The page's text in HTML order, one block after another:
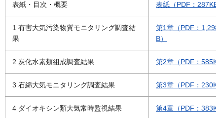
表紙・目次・概要 表紙（PDF：287KB
1 有害大気汚染物質モニタリング調査結
果
第1章（PDF：
B）
2 炭化水素類組成調査結果 第2章（PDF：
3 石綿大気モニタリング調査結果 第3章（PDF：
4 ダイオキシン類大気常時監視結果 第4章（PDF：